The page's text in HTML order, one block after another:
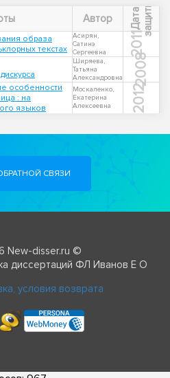
Автор Д
а
т
а
з
а
щ
и
т ы
образа
текстах
Асирян,
Сатинэ
Сергеевна
2011
Ширяева,
Татьяна
Александровна
2008
особенности
: на
языков
Москаленко,
Екатерина
Алексеевна
2012
СВЯЗИ
New-disser.ru ©
диссертаций ФЛ Иванов Е О
условия возврата